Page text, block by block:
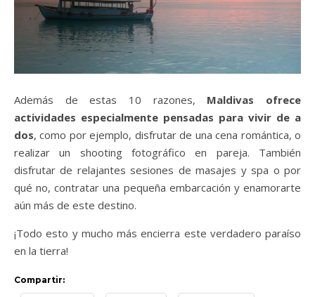
Además de estas 10 razones, Maldivas ofrece
actividades especialmente pensadas para vivir de a
dos, como por ejemplo, disfrutar de una cena romántica, o
realizar un shooting fotográfico en pareja. También
disfrutar de relajantes sesiones de masajes y spa o por
qué no, contratar una pequeña embarcación y enamorarte
aún más de este destino.
¡Todo esto y mucho más encierra este verdadero paraíso
en la tierra!
Compartir: